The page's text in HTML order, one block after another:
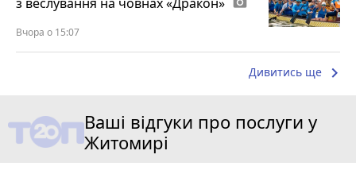
з веслування на човнах «Дракон»
Вчора о 15:07
Дивитись ще keyboard_arrow_right
Ваші відгуки про послуги у
Житомирі